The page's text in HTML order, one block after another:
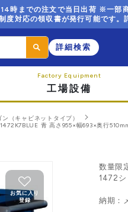
時までの注文で当日出荷 ※一部
度対応の領収書が発行可能です。
詳細検索
工場設備
（キャビネットタイプ）
青 高さ955×幅693×奥行
お気に入り
登録
数量限
1472
納期：